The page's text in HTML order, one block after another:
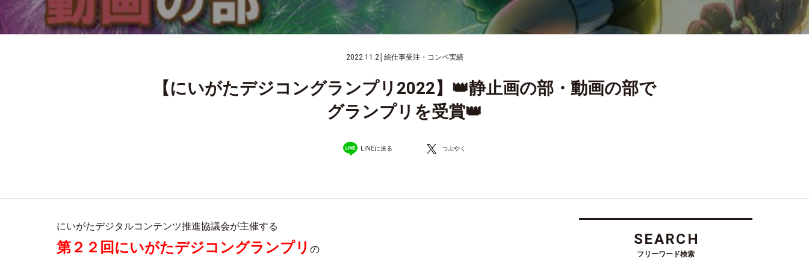
2022.11.2 絵仕事受注・コンペ実績
【にいがたデジコングランプリ2022】👑静止画の部・動画の部で
グランプリを受賞👑
LINEに送る つぶやく
にいがたデジタルコンテンツ推進協議会が主催する
第２２回にいがたデジコングランプリ の
SEARCH
フリーワード検索